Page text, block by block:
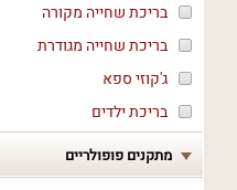
בריכת שחייה מקורה
בריכת שחייה מגודרת
ג'קוזי ספא
בריכת ילדים
מתקנים פופולריים